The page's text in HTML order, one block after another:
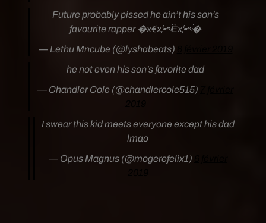
Future probably pissed he ain’t his son’s
favourite rapper �x€xÈx�
— Lethu Mncube (@lyshabeats)
he not even his son’s favorite dad
— Chandler Cole (@chandlercole515)
I swear this kid meets everyone except his dad
lmao
— Opus Magnus (@mogerefelix1)